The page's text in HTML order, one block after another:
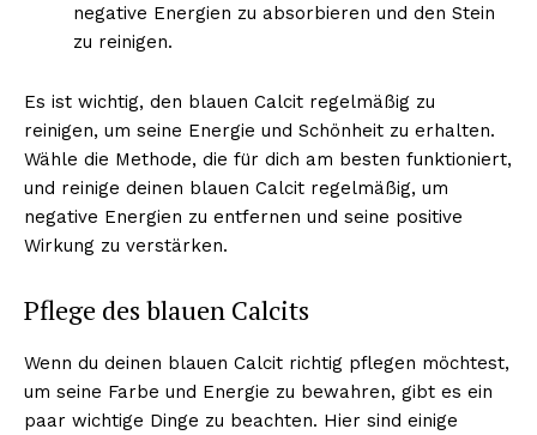
negative Energien zu absorbieren und den Stein
zu reinigen.
Es ist wichtig, den blauen Calcit regelmäßig zu
reinigen, um seine Energie und Schönheit zu erhalten.
Wähle die Methode, die für dich am besten funktioniert,
und reinige deinen blauen Calcit regelmäßig, um
negative Energien zu entfernen und seine positive
Wirkung zu verstärken.
Pflege des blauen Calcits
Wenn du deinen blauen Calcit richtig pflegen möchtest,
um seine Farbe und Energie zu bewahren, gibt es ein
paar wichtige Dinge zu beachten. Hier sind einige